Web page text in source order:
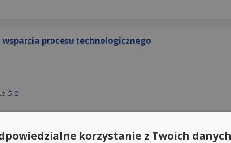
procesu technologicznego
5,0
korzystanie z Twoich danych